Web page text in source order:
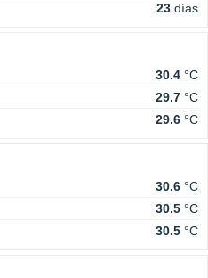
23 días
30.4 °C
29.7 °C
29.6 °C
30.6 °C
30.5 °C
30.5 °C